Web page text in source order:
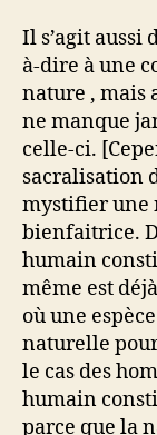
Il s’agit aussi
à-dire à une
nature , mais
ne manque
celle-ci.
sacralisation
mystifier une
bienfaitrice.
humain
même est
où une
naturelle
le cas des
humain
parce que la